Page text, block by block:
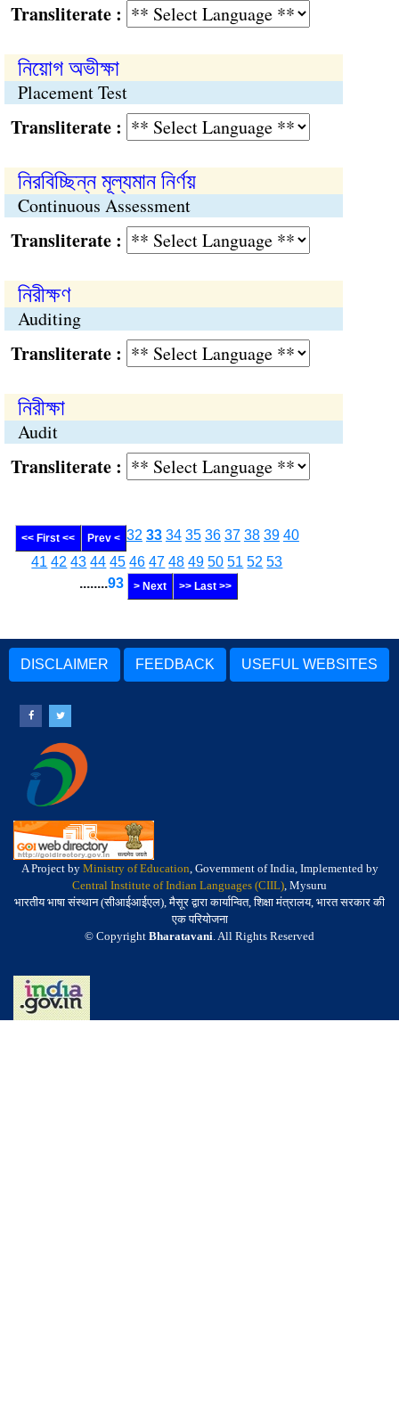
:
নিয়োগ অভীক্ষা
Placement Test
:
নিরবিচ্ছিন্ন মূল্যমান নির্ণয়
Continuous Assessment
:
নিরীক্ষণ
Auditing
:
নিরীক্ষা
Audit
:
<< First << Prev < 32 33 34 35 36 37 38 39 40
41 42 43 44 45 46 47 48 49 50 51 52 53
........93 > Next >> Last >>
DISCLAIMER FEEDBACK USEFUL WEBSITES
A Project by Ministry of Education, Government of India, Implemented by
Central Institute of Indian Languages (CIIL), Mysuru
भारतीय भाषा संस्थान (सीआईआईएल), मैसूर द्वारा कार्यान्वित, शिक्षा मंत्रालय, भारत सरकार की
एक परियोजना
© Copyright Bharatavani. All Rights Reserved